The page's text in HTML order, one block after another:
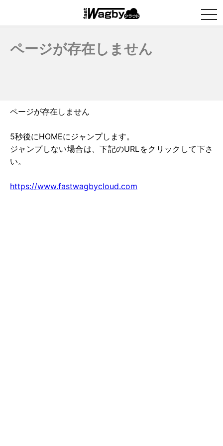
ページが存在しません
ページが存在しません
5秒後にHOMEにジャンプします。
ジャンプしない場合は、下記のURLをクリックして下さ
い。
https://www.fastwagbycloud.com